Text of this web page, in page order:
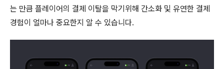
는 만큼 플레이어의 결제 이탈을 막기위해 간소화 및 유연한 결제
경험이 얼마나 중요한지 알 수 있습니다.